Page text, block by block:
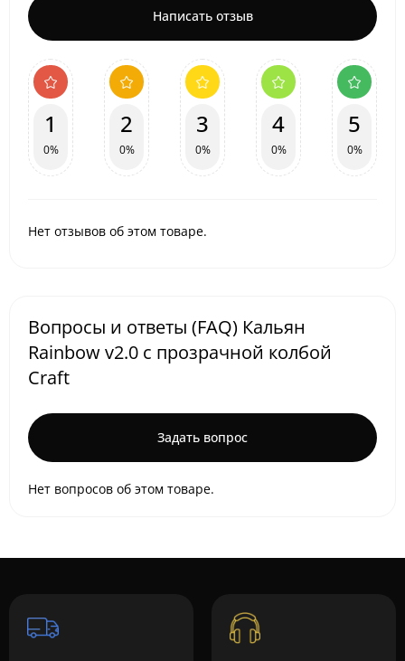
Написать отзыв
1
0%
2
0%
3
0%
4
0%
5
0%
Нет отзывов об этом товаре.
Вопросы и ответы (FAQ) Кальян
Rainbow v2.0 с прозрачной колбой
Craft
Задать вопрос
Нет вопросов об этом товаре.